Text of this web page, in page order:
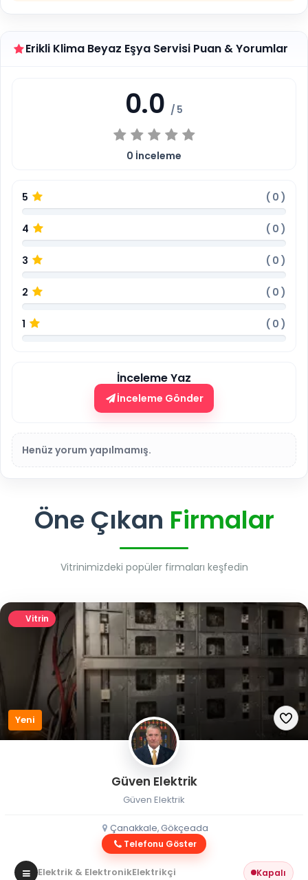
Erikli Klima Beyaz Eşya Servisi Puan & Yorumlar
0.0 / 5
0 İnceleme
5 ( 0 )
4 ( 0 )
3 ( 0 )
2 ( 0 )
1 ( 0 )
İnceleme Yaz
İnceleme Gönder
Henüz yorum yapılmamış.
Öne Çıkan Firmalar
Vitrinimizdeki popüler firmaları keşfedin
Vitrin
Yeni
Güven Elektrik
Güven Elektrik
Çanakkale, Gökçeada
Telefonu Göster
Elektrik & ElektronikElektrikçi Kapalı